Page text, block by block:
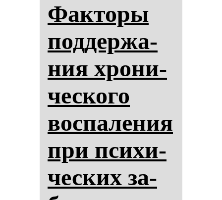
Фак­то­ры
под­дер­жа­
ния хро­ни­
чес­ко­го
вос­па­ле­ния
при пси­хи­
чес­ких за­